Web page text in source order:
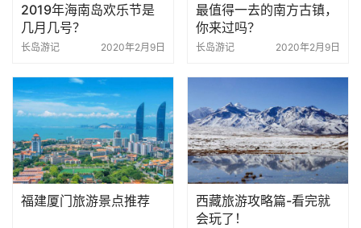
2019年海南岛欢乐节是
几月几号？
长岛游记 2020年2月9日
最值得一去的南方古镇，
你来过吗？
长岛游记 2020年2月9日
福建厦门旅游景点推荐
西藏旅游攻略篇-看完就
会玩了！